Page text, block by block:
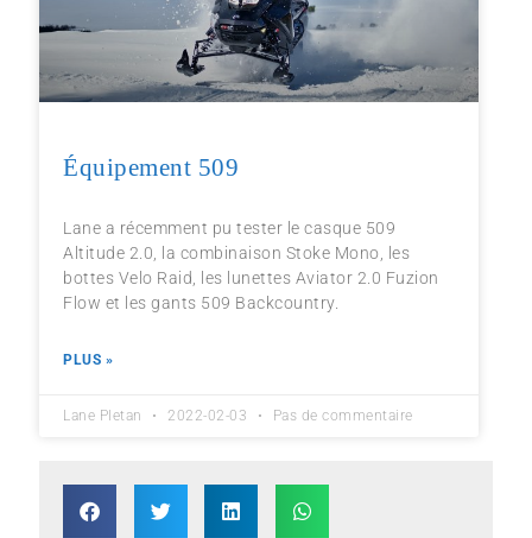
Équipement 509
Lane a récemment pu tester le casque 509
Altitude 2.0, la combinaison Stoke Mono, les
bottes Velo Raid, les lunettes Aviator 2.0 Fuzion
Flow et les gants 509 Backcountry.
PLUS »
Lane Pletan 2022-02-03 Pas de commentaire